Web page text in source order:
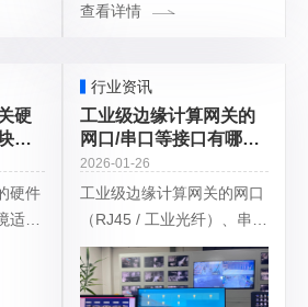
查看详情
硬
要
硬件
适配
心差
高稳
行业资讯
工业级边缘计算网关的
网口/串口等接口有哪些
具体的工业协议支持？
2026-01-26
工业级边缘计算网关的网口
（RJ45 / 工业光纤）、串口
（RS232/485/422）的协议
支持，严格匹配接口类型和
工业设备的通信特性：串口